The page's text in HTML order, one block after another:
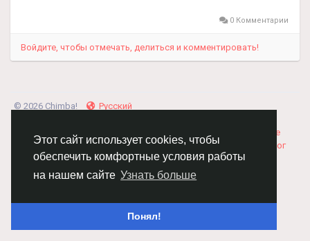
Этот сайт использует cookies, чтобы
обеспечить комфортные условия работы
на нашем сайте Узнать больше
Понял!
0 Комментарии
Войдите, чтобы отмечать, делиться и комментировать!
© 2026 Chimba!
Русский
Правила размещения статей
Соглашение
Политика Конфиденциальности
Свяжитесь с нами Каталог